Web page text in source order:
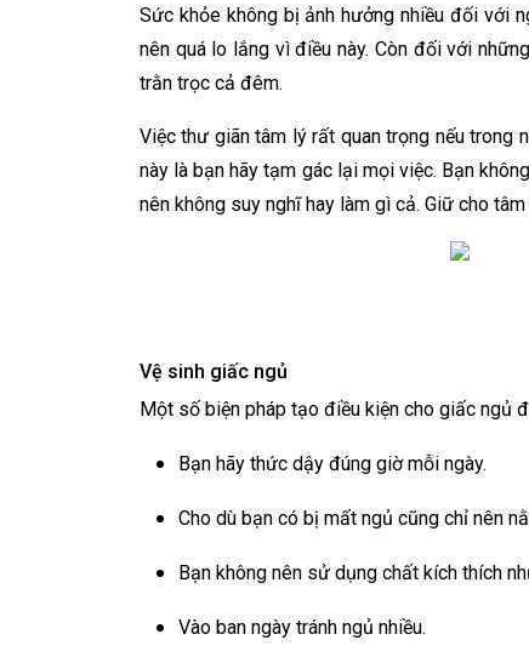
Sức khỏe không bị ảnh hưởng nhiều đối với
nên quá lo lắng vì điều này. Còn đối với
trằn trọc cả đêm.
Việc thư giãn tâm lý rất quan trọng nếu trong
này là bạn hãy tạm gác lại mọi việc. Bạn
nên không suy nghĩ hay làm gì cả. Giữ cho
Vệ sinh giấc ngủ
Một số biện pháp tạo điều kiện cho giấc ngủ
Bạn hãy thức dậy đúng giờ mỗi ngày.
Cho dù bạn có bị mất ngủ cũng chỉ nên
Bạn không nên sử dụng chất kích thích
Vào ban ngày tránh ngủ nhiều.